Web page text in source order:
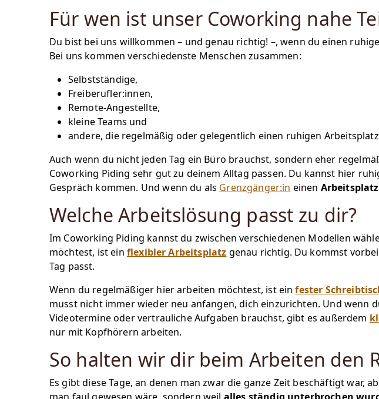
Für wen ist unser Coworking nahe
Du bist bei uns willkommen – und genau richtig! –, wenn du einen
Bei uns kommen verschiedenste Menschen zusammen:
Selbstständige,
Freiberufler:innen,
Remote-Angestellte,
kleine Teams und
andere, die regelmäßig oder gelegentlich einen ruhigen
Auch wenn du nicht jeden Tag ein Büro brauchst, sondern eher
Coworking Piding sehr gut zu deinem Alltag passen. Du kannst hier
Gespräch kommen. Und wenn du als Grenzgänger:in einen
Welche Arbeitslösung passt zu dir?
Im Coworking Piding kannst du zwischen verschiedenen Modellen
möchtest, ist ein flexibler Arbeitsplatz genau richtig. Du kommst
Tag passt.
Wenn du regelmäßiger hier arbeiten möchtest, ist einfester
musst nicht immer wieder neu anfangen, dich einzurichten. Und wenn
Videotermine oder vertrauliche Aufgaben brauchst, gibt es außerdem
nur mit Kopfhörern arbeiten.
So halten wir dir beim Arbeiten den
Es gibt diese Tage, an denen man zwar die ganze Zeit beschäftigt war,